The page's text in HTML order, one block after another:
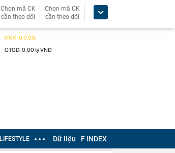
Chọn mã CK
cần theo dõi
Chọn mã CK
cần theo dõi
LIFESTYLE Dữ liệu F INDEX